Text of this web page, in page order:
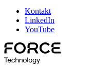
Kontakt
LinkedIn
YouTube